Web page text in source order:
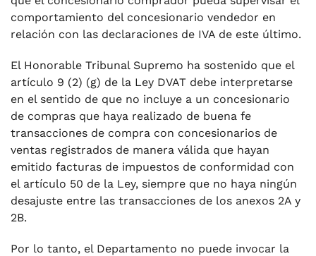
comportamiento del concesionario vendedor en
relación con las declaraciones de IVA de este último.
El Honorable Tribunal Supremo ha sostenido que el
artículo 9 (2) (g) de la Ley DVAT debe interpretarse
en el sentido de que no incluye a un concesionario
de compras que haya realizado de buena fe
transacciones de compra con concesionarios de
ventas registrados de manera válida que hayan
emitido facturas de impuestos de conformidad con
el artículo 50 de la Ley, siempre que no haya ningún
desajuste entre las transacciones de los anexos 2A y
2B.
Por lo tanto, el Departamento no puede invocar la